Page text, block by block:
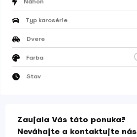
Typ karosérie
Dvere
Farba
Stav
Zaujala Vás táto ponuka?
Neváhajte a kontaktujte nás